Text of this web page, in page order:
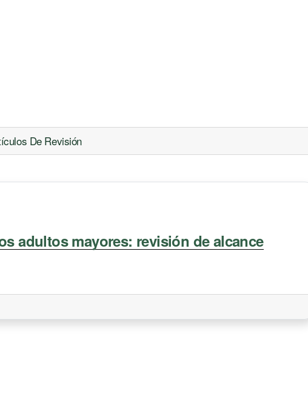
De Revisión
adultos mayores: revisión de alcance